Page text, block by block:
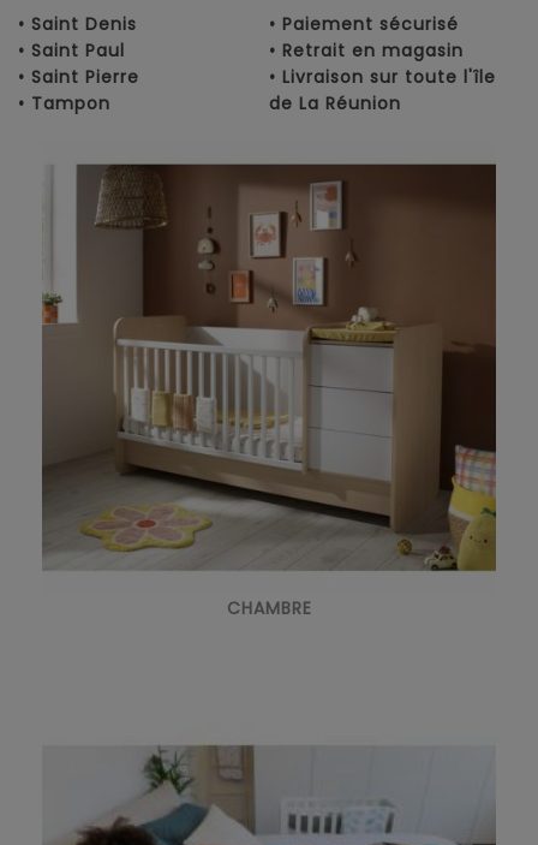
• Saint Denis
• Saint Paul
• Saint Pierre
• Tampon
• Paiement sécurisé
• Retrait en magasin
• Livraison sur toute l'île
de La Réunion
CHAMBRE